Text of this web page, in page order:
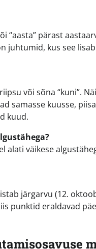
“aasta” pärast
juhtumid, kus see
või sõna “kuni”.
samasse kuusse,
kuud.
alati väikese
järgarvu (12.
punktid eraldavad